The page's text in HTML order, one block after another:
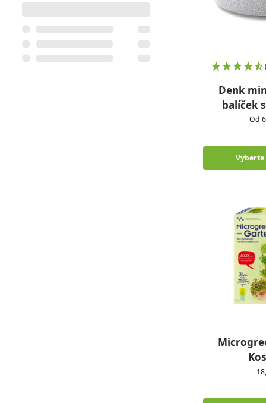
Denk
balíček
Od